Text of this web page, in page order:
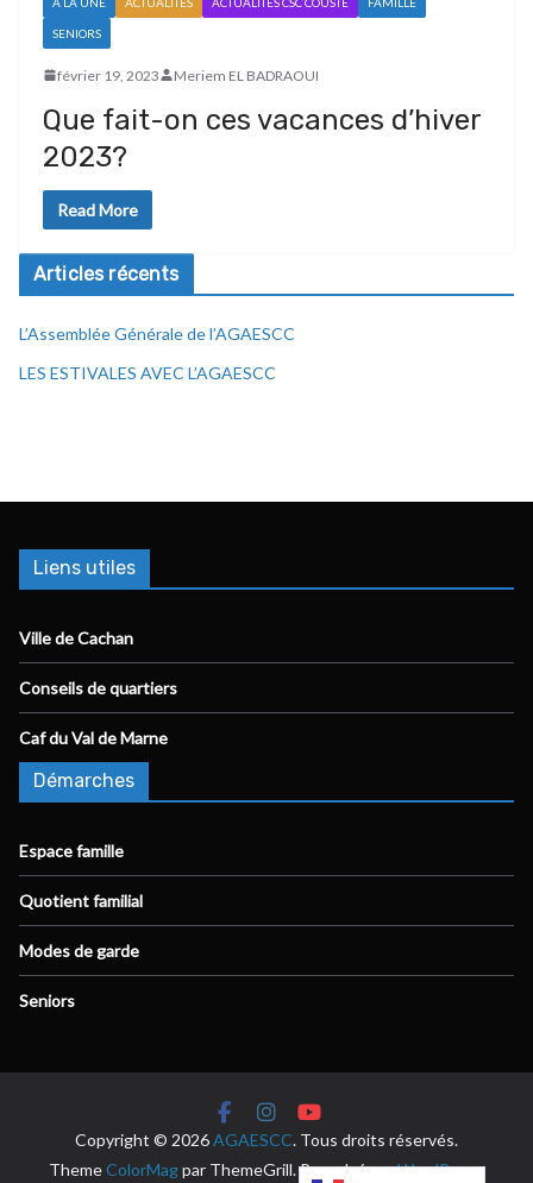
SENIORS
février 19, 2023 Meriem EL BADRAOUI
Que fait-on ces vacances d’hiver
2023?
Read More
Articles récents
L’Assemblée Générale de l’AGAESCC
LES ESTIVALES AVEC L’AGAESCC
Liens utiles
Ville de Cachan
Conseils de quartiers
Caf du Val de Marne
Démarches
Espace famille
Quotient familial
Modes de garde
Seniors
Copyright © 2026AGAESCC. Tous droits réservés.
ThemeColorMagpar ThemeGrill. Propulsé parWordPress.